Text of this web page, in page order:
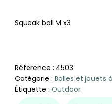
Squeak ball M x3
Référence : 4503
Catégorie : Balles et jouets
Étiquette : Outdoor